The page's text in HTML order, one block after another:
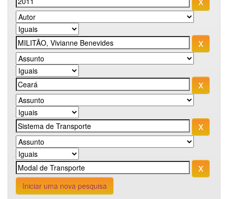
Iniciar uma nova pesquisa